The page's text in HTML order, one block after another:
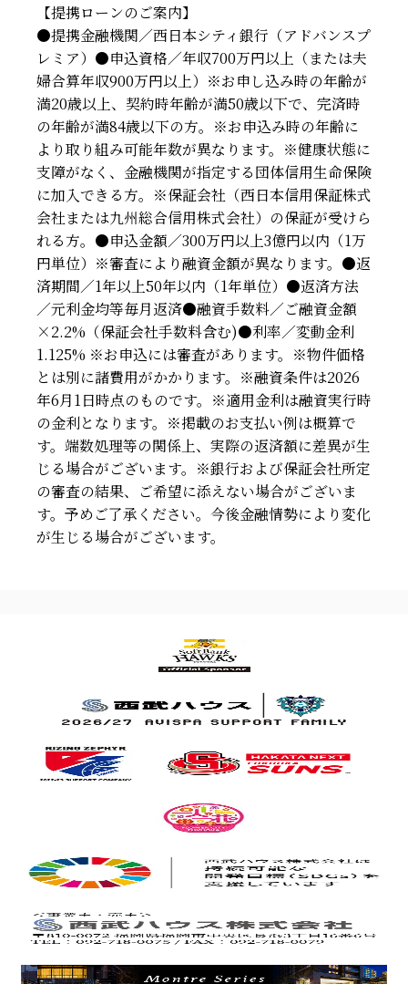
【提携ローンのご案内】
●提携金融機関／西日本シティ銀行（アドバンスプ
レミア）●申込資格／年収700万円以上（または夫
婦合算年収900万円以上）※お申し込み時の年齢が
満20歳以上、契約時年齢が満50歳以下で、完済時
の年齢が満84歳以下の方。※お申込み時の年齢に
より取り組み可能年数が異なります。※健康状態に
支障がなく、金融機関が指定する団体信用生命保険
に加入できる方。※保証会社（西日本信用保証株式
会社または九州総合信用株式会社）の保証が受けら
れる方。●申込金額／300万円以上3億円以内（1万
円単位）※審査により融資金額が異なります。●返
済期間／1年以上50年以内（1年単位）●返済方法
／元利金均等毎月返済●融資手数料／ご融資金額
×2.2%（保証会社手数料含む)●利率／変動金利
1.125% ※お申込には審査があります。※物件価格
とは別に諸費用がかかります。※融資条件は2026
年6月1日時点のものです。※適用金利は融資実行時
の金利となります。※掲載のお支払い例は概算で
す。端数処理等の関係上、実際の返済額に差異が生
じる場合がございます。※銀行および保証会社所定
の審査の結果、ご希望に添えない場合がございま
す。予めご了承ください。今後金融情勢により変化
が生じる場合がございます。